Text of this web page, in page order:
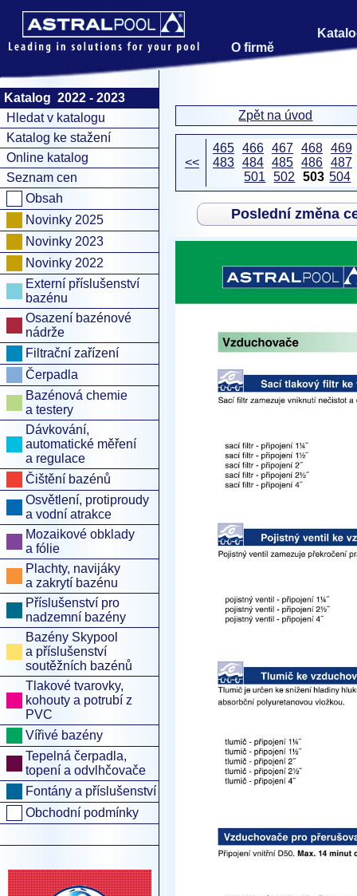
O firmě
Katalog 2022 - 2023
Hledat v katalogu
Katalog ke stažení
Online katalog
Seznam cen
Obsah
Novinky 2025
Novinky 2023
Novinky 2022
Externí příslušenství
bazénu
Osazení bazénové
nádrže
Filtrační zařízení
Čerpadla
Bazénová chemie
a testery
Dávkování,
automatické měření
a regulace
Čištění bazénů
Osvětlení, protiproudy
a vodní atrakce
Mozaikové obklady
a fólie
Plachty, navijáky
a zakrytí bazénu
Příslušenství pro
nadzemní bazény
Bazény Skypool
a příslušenství
soutěžních bazénů
Tlakové tvarovky,
kohouty a potrubí z
PVC
Vířivé bazény
Tepelná čerpadla,
topení a odvlhčovače
Fontány a příslušenství
Obchodní podmínky
Zpět na úvod
<<
465 466 467 468 469
483 484 485 486 487
501
502 503 504
Poslední změna